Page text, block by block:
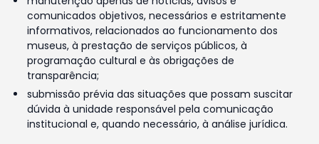
comunicados objetivos, necessários e estritamente
informativos, relacionados ao funcionamento dos
museus, à prestação de serviços públicos, à
programação cultural e às obrigações de
transparência;
submissão prévia das situações que possam suscitar
dúvida à unidade responsável pela comunicação
institucional e, quando necessário, à análise jurídica.